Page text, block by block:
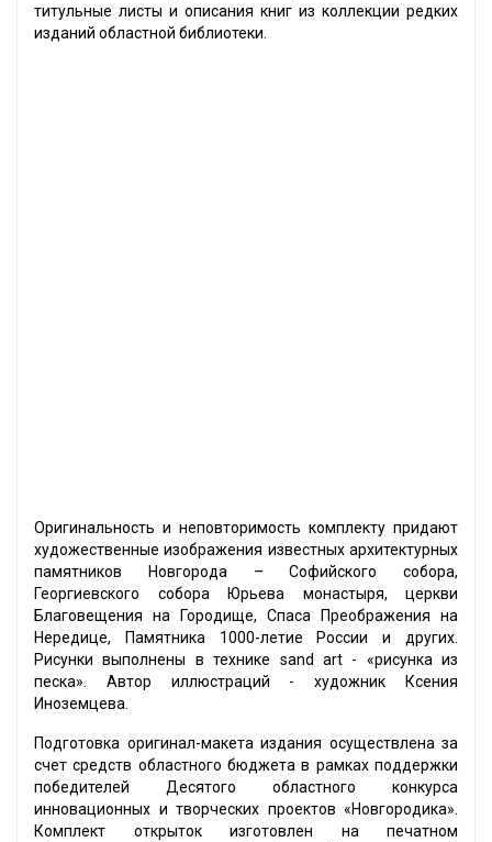
титульные листы и описания книг из коллекции редких
изданий областной библиотеки.
Оригинальность и неповторимость комплекту придают
художественные изображения известных архитектурных
памятников Новгорода – Софийского собора,
Георгиевского собора Юрьева монастыря, церкви
Благовещения на Городище, Спаса Преображения на
Нередице, Памятника 1000-летие России и других.
Рисунки выполнены в технике sand art - «рисунка из
песка». Автор иллюстраций - художник Ксения
Иноземцева.
Подготовка оригинал-макета издания осуществлена за
счет средств областного бюджета в рамках поддержки
победителей Десятого областного конкурса
инновационных и творческих проектов «Новгородика».
Комплект открыток изготовлен на печатном